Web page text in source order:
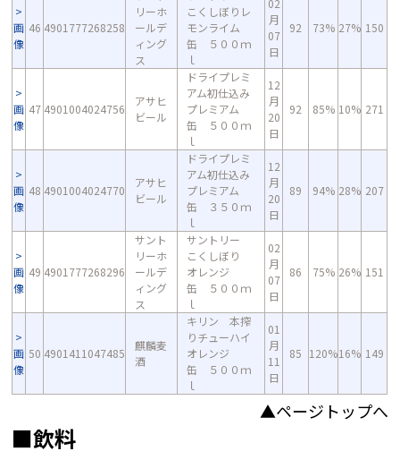
画
像
46 4901777268258
リーホ
ールデ
ィング
ス
こくしぼりレ
モンライム
缶 ５００ｍ
ｌ
02
月
07
日
92 73% 27% 150
画
像
47 4901004024756
アサヒ
ビール
ドライプレミ
アム初仕込み
プレミアム
缶 ５００ｍ
ｌ
12
月
20
日
92 85% 10% 271
画
像
48 4901004024770
アサヒ
ビール
ドライプレミ
アム初仕込み
プレミアム
缶 ３５０ｍ
ｌ
12
月
20
日
89 94% 28% 207
画
像
49 4901777268296
サント
リーホ
ールデ
ィング
ス
サントリー
こくしぼり
オレンジ
缶 ５００ｍ
ｌ
02
月
07
日
86 75% 26% 151
画
像
50 4901411047485
麒麟麦
酒
キリン 本搾
りチューハイ
オレンジ
缶 ５００ｍ
ｌ
01
月
11
日
85 120%16% 149
▲ページトップへ
■飲料